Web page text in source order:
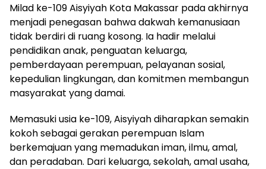
Milad ke-109 Aisyiyah Kota Makassar pada akhirnya
menjadi penegasan bahwa dakwah kemanusiaan
tidak berdiri di ruang kosong. Ia hadir melalui
pendidikan anak, penguatan keluarga,
pemberdayaan perempuan, pelayanan sosial,
kepedulian lingkungan, dan komitmen membangun
masyarakat yang damai.
Memasuki usia ke-109, Aisyiyah diharapkan semakin
kokoh sebagai gerakan perempuan Islam
berkemajuan yang memadukan iman, ilmu, amal,
dan peradaban. Dari keluarga, sekolah, amal usaha,